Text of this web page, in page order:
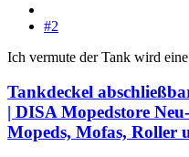
#2
Ich vermute der Tank wird
Tankdeckel
| DISA Mopedstore
Mopeds, Mofas, Roller